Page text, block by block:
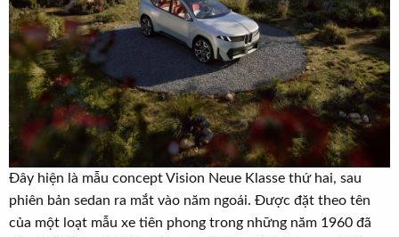
Đây hiện là mẫu concept Vision Neue Klasse thứ hai, sau
phiên bản sedan ra mắt vào năm ngoái. Được đặt theo tên
của một loạt mẫu xe tiên phong trong những năm 1960 đã